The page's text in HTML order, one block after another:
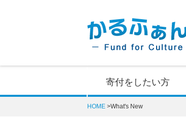
寄付をしたい方
HOME What's New